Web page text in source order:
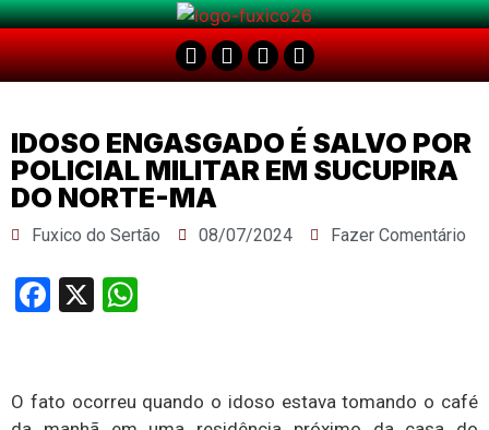
IDOSO ENGASGADO É SALVO POR
POLICIAL MILITAR EM SUCUPIRA
DO NORTE-MA
Fuxico do Sertão 08/07/2024 Fazer Comentário
Facebook
X
O fato ocorreu quando o idoso estava tomando o café